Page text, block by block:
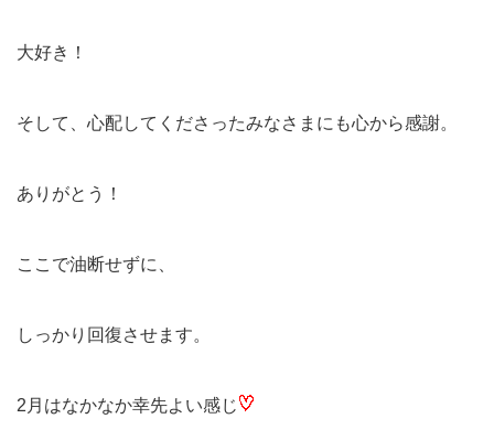
大好き！
そして、心配してくださったみなさまにも心から感謝。
ありがとう！
ここで油断せずに、
しっかり回復させます。
2月はなかなか幸先よい感じ